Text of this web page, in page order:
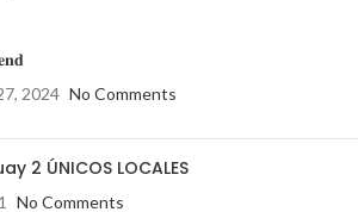
2024 No Comments
2 ÚNICOS LOCALES
No Comments